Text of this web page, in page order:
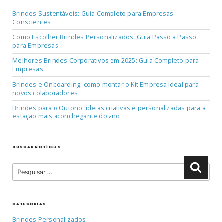
Brindes Sustentáveis: Guia Completo para Empresas
Conscientes
Como Escolher Brindes Personalizados: Guia Passo a Passo
para Empresas
Melhores Brindes Corporativos em 2025: Guia Completo para
Empresas
Brindes e Onboarding: como montar o Kit Empresa ideal para
novos colaboradores
Brindes para o Outono: ideias criativas e personalizadas para a
estação mais aconchegante do ano
BUSCAR NOTÍCIAS
CATEGORIAS
Brindes Personalizados